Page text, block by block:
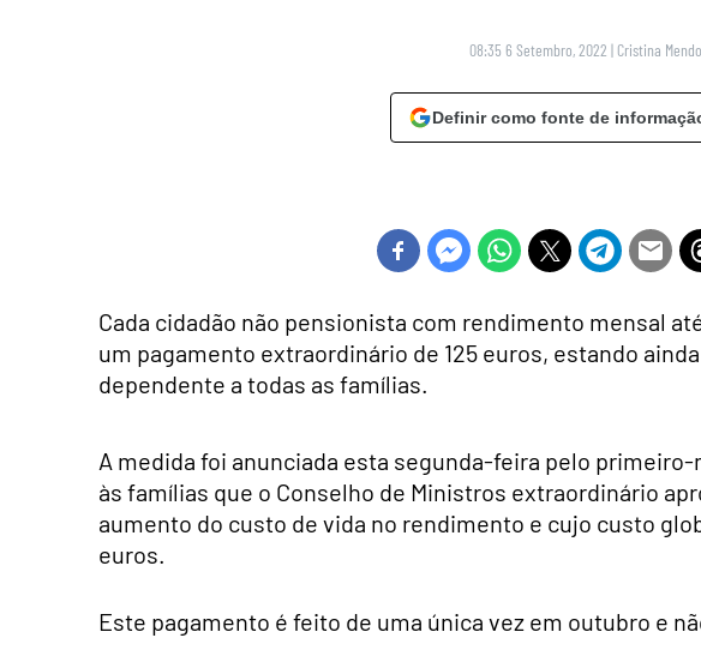
08:35 6 Setembro, 2022 | Cristina
Definir como fonte de
Cada cidadão não pensionista com rendimento mensal
um pagamento extraordinário de 125 euros, estando
dependente a todas as famílias.
A medida foi anunciada esta segunda-feira pelo
às famílias que o Conselho de Ministros extraordinário
aumento do custo de vida no rendimento e cujo custo
euros.
Este pagamento é feito de uma única vez em outubro e